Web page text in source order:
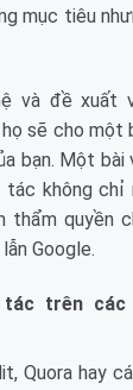
mục tiêu
và đề xuất
sẽ cho
bạn. Một
không chỉ
thẩm quyền
Google.
trên các
Quora hay